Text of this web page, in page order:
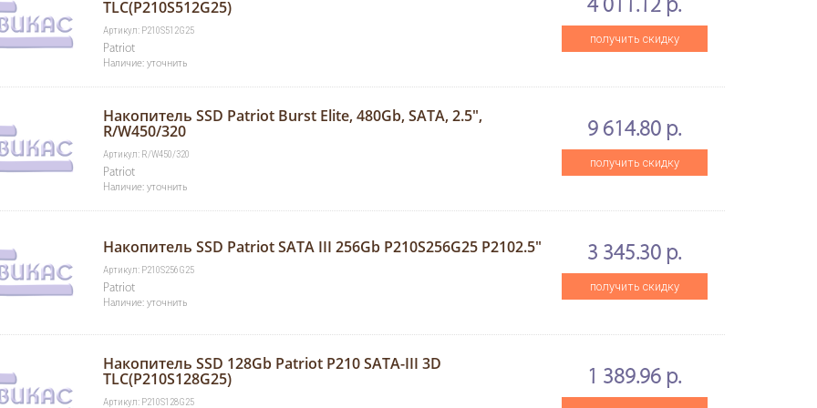
W450/320
"/>
TLC(P210S512G25)
Артикул: P210S512G25
Patriot
Наличие: уточнить
4 011.12 р.
получить скидку
Накопитель SSD Patriot Burst Elite, 480Gb, SATA, 2.5",
R/W450/320
Артикул: R/W450/320
Patriot
Наличие: уточнить
9 614.80 р.
получить скидку
Накопитель SSD Patriot SATA III 256Gb P210S256G25 P2102.5"
Артикул: P210S256G25
Patriot
Наличие: уточнить
3 345.30 р.
получить скидку
Накопитель SSD 128Gb Patriot P210 SATA-III 3D
TLC(P210S128G25)
Артикул: P210S128G25
1 389.96 р.